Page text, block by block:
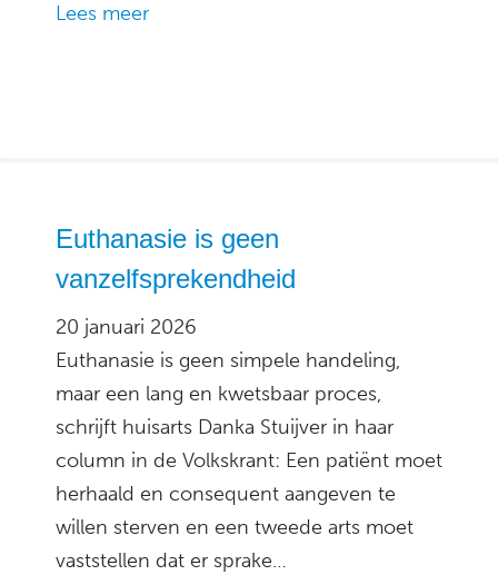
Lees meer
Euthanasie is geen
vanzelfsprekendheid
20 januari 2026
Euthanasie is geen simpele handeling,
maar een lang en kwetsbaar proces,
schrijft huisarts Danka Stuijver in haar
column in de Volkskrant: Een patiënt moet
herhaald en consequent aangeven te
willen sterven en een tweede arts moet
vaststellen dat er sprake…